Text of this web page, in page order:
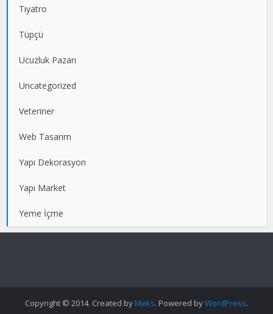
Tiyatro
Tüpçü
Ucuzluk Pazarı
Uncategorized
Veteriner
Web Tasarım
Yapı Dekorasyon
Yapı Market
Yeme İçme
Copyright © 2014. Created byMeks. Powered byWordPress.